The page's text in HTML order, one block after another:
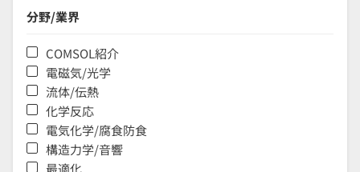
分野/業界
COMSOL紹介
電磁気/光学
流体/伝熱
化学反応
電気化学/腐食防食
構造力学/音響
最適化